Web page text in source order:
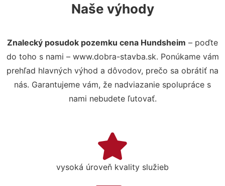
Naše výhody
Znalecký posudok pozemku cena Hundsheim – poďte
do toho s nami – www.dobra-stavba.sk. Ponúkame vám
prehľad hlavných výhod a dôvodov, prečo sa obrátiť na
nás. Garantujeme vám, že nadviazanie spolupráce s
nami nebudete ľutovať.
vysoká úroveň kvality služieb